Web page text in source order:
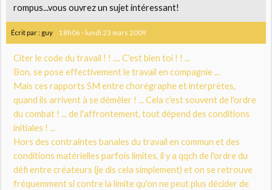
rompus...vous ouvrez un sujet intéressant!
Écrit par : guy 18h06 - lundi 23 mars 2009
Citer le code du travail ! ! .... C'est bien toi ! ! ...
Bon, se pose effectivement le travail en compagnie ...
Mais ces rapports SM entre chorégraphe et interprètes,
quand ils arrivent à se démêler ! ... Cela c'est souvent de l'ordre
du combat ! ... de l'affrontement, tout dépend des conditions
initiales ! ...
Hors des contraintes banales du travail en commun et des
conditions matérielles parfois limites, il y a qqch de l'ordre du
défi entre créateurs (je dis cela simplement) et on se retrouve
fréquemment si contre la limite qu'on ne peut plus décider de